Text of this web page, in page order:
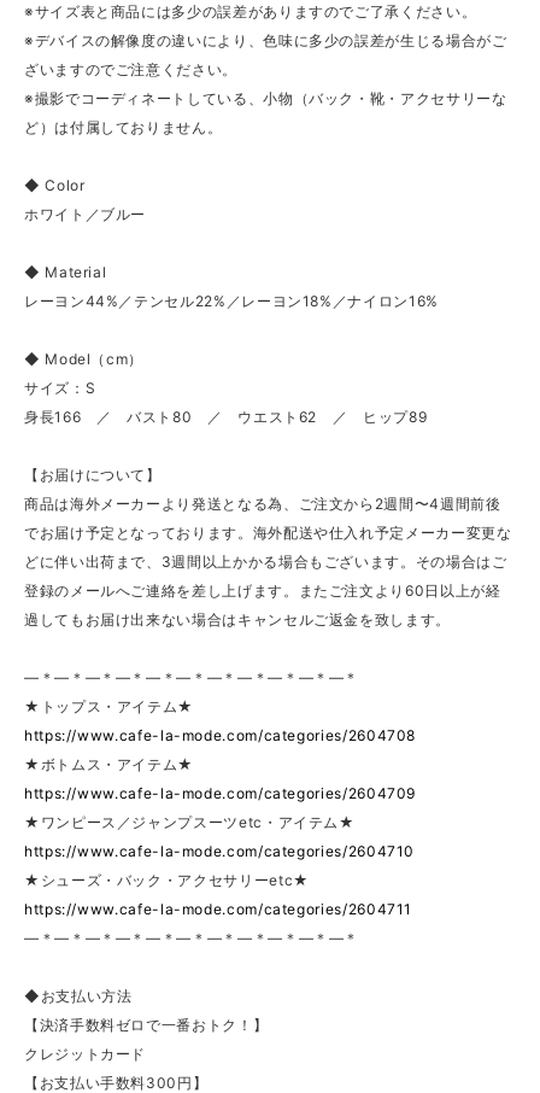
※サイズ表と商品には多少の誤差がありますのでご了承ください。
※デバイスの解像度の違いにより、色味に多少の誤差が生じる場合がご
ざいますのでご注意ください。
※撮影でコーディネートしている、小物（バック・靴・アクセサリーな
ど）は付属しておりません。
◆ Color
ホワイト／ブルー
◆ Material
レーヨン44%／テンセル22%／レーヨン18%／ナイロン16%
◆ Model（cm）
サイズ：S
身長166 ／ バスト80 ／ ウエスト62 ／ ヒップ89
【お届けについて】
商品は海外メーカーより発送となる為、ご注文から2週間〜4週間前後
でお届け予定となっております。海外配送や仕入れ予定メーカー変更な
どに伴い出荷まで、3週間以上かかる場合もございます。その場合はご
登録のメールへご連絡を差し上げます。またご注文より60日以上が経
過してもお届け出来ない場合はキャンセルご返金を致します。
—＊—＊—＊—＊—＊—＊—＊—＊—＊—＊—＊
★トップス・アイテム★
https://www.cafe-la-mode.com/categories/2604708
★ボトムス・アイテム★
https://www.cafe-la-mode.com/categories/2604709
★ワンピース／ジャンプスーツetc・アイテム★
https://www.cafe-la-mode.com/categories/2604710
★シューズ・バック・アクセサリーetc★
https://www.cafe-la-mode.com/categories/2604711
—＊—＊—＊—＊—＊—＊—＊—＊—＊—＊—＊
◆お支払い方法
【決済手数料ゼロで一番おトク！】
クレジットカード
【お支払い手数料300円】